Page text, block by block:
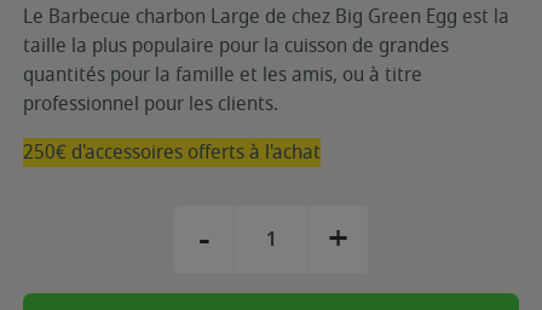
Le Barbecue charbon Large de chez Big Green Egg est la
taille la plus populaire pour la cuisson de grandes
quantités pour la famille et les amis, ou à titre
professionnel pour les clients.
250€ d'accessoires offerts à l'achat
- +